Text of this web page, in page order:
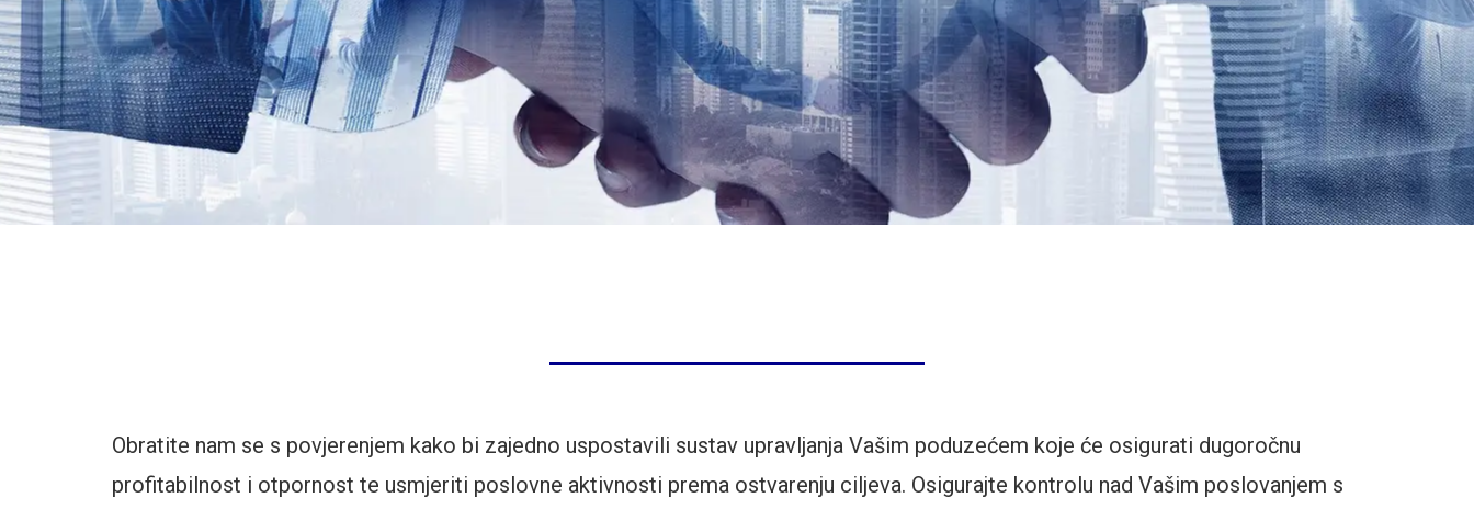
Obratite nam se s povjerenjem kako bi zajedno uspostavili sustav upravljanja Vašim poduzećem koje će osigurati dugoročnu
profitabilnost i otpornost te usmjeriti poslovne aktivnosti prema ostvarenju ciljeva. Osigurajte kontrolu nad Vašim poslovanjem s